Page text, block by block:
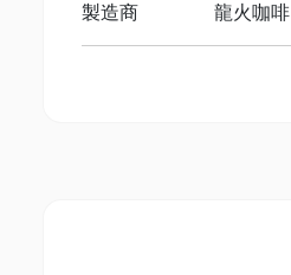
製造商 龍火咖啡